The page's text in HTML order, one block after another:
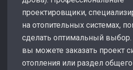
проектировщики,
на отопительных системах,
сделать оптимальный
вы можете заказать проект
отопления или раздел общего